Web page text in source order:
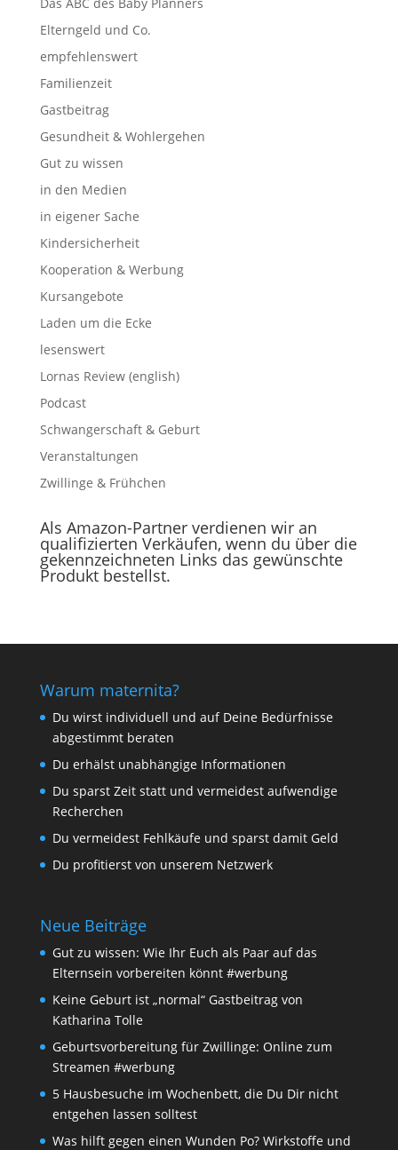
Elterngeld und Co.
empfehlenswert
Familienzeit
Gastbeitrag
Gesundheit & Wohlergehen
Gut zu wissen
in den Medien
in eigener Sache
Kindersicherheit
Kooperation & Werbung
Kursangebote
Laden um die Ecke
lesenswert
Lornas Review (english)
Podcast
Schwangerschaft & Geburt
Veranstaltungen
Zwillinge & Frühchen
Als Amazon-Partner verdienen wir an
qualifizierten Verkäufen, wenn du über die
gekennzeichneten Links das gewünschte
Produkt bestellst.
Warum maternita?
Du wirst individuell und auf Deine Bedürfnisse
abgestimmt beraten
Du erhälst unabhängige Informationen
Du sparst Zeit statt und vermeidest aufwendige
Recherchen
Du vermeidest Fehlkäufe und sparst damit Geld
Du profitierst von unserem Netzwerk
Neue Beiträge
Gut zu wissen: Wie Ihr Euch als Paar auf das
Elternsein vorbereiten könnt #werbung
Keine Geburt ist „normal“ Gastbeitrag von
Katharina Tolle
Geburtsvorbereitung für Zwillinge: Online zum
Streamen #werbung
5 Hausbesuche im Wochenbett, die Du Dir nicht
entgehen lassen solltest
Was hilft gegen einen Wunden Po? Wirkstoffe und